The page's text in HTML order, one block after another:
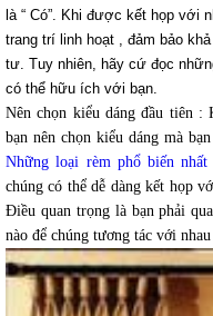
là “ Có”. Khi được kết họp với
trang trí linh hoạt , đảm bảo
tư. Tuy nhiên, hãy cứ đọc
có thể hữu ích với bạn.
Nên chọn kiểu dáng đầu tiên
bạn nên chọn kiểu dáng mà
Những loại rèm phổ biến nhất
chúng có thể dễ dàng kết họp
Điều quan trọng là bạn phải
nào để chúng tương tác với